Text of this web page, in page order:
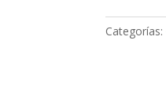
Categorías: